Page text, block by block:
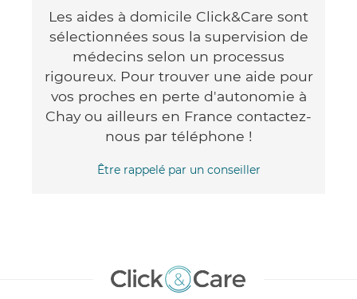
Les aides à domicile Click&Care sont
sélectionnées sous la supervision de
médecins selon un processus
rigoureux. Pour trouver une aide pour
vos proches en perte d'autonomie à
Chay ou ailleurs en France contactez-
nous par téléphone !
Être rappelé par un conseiller